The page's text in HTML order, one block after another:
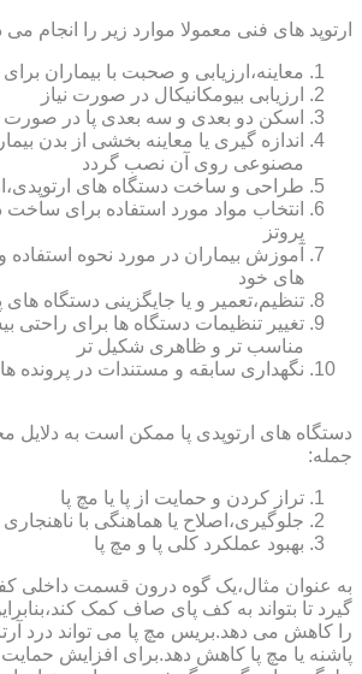
ارتوپد های فنی معمولا موارد زیر را انجام می
معاینه،ارزیابی و صحبت با بیماران برای
ارزیابی بیومکانیکال در صورت نیاز
اسکن دو بعدی و سه بعدی پا در صورت
اندازه گیری یا معاینه بخشی از بدن
مصنوعی روی آن نصب گردد
طراحی و ساخت دستگاه های
انتخاب مواد مورد استفاده برای ساخت
پروتز
آموزش بیماران در مورد نحوه استفاده
های خود
تنظیم،تعمیر و یا جایگزینی دستگاه های
تغییر تنظیمات دستگاه ها برای راحتی
مناسب تر و ظاهری شکیل تر
نگهداری سابقه و مستندات در پرونده
دستگاه های ارتوپدی پا ممکن است به دلایل
جمله:
تراز کردن و حمایت از پا یا مچ پا
جلوگیری،اصلاح یا هماهنگی با ناهنجاری
بهبود عملکرد کلی پا و مچ پا
به عنوان مثال،یک گوه درون قسمت داخلی
گیرد تا بتواند به کف پای صاف کمک
را کاهش می دهد.بریس مچ پا می تواند درد
پاشنه یا مچ پا کاهش دهد.برای افزایش